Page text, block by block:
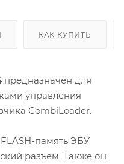
КАК КУПИТЬ
предназначен для
управления
CombiLoader.
память ЭБУ
разъем. Также он